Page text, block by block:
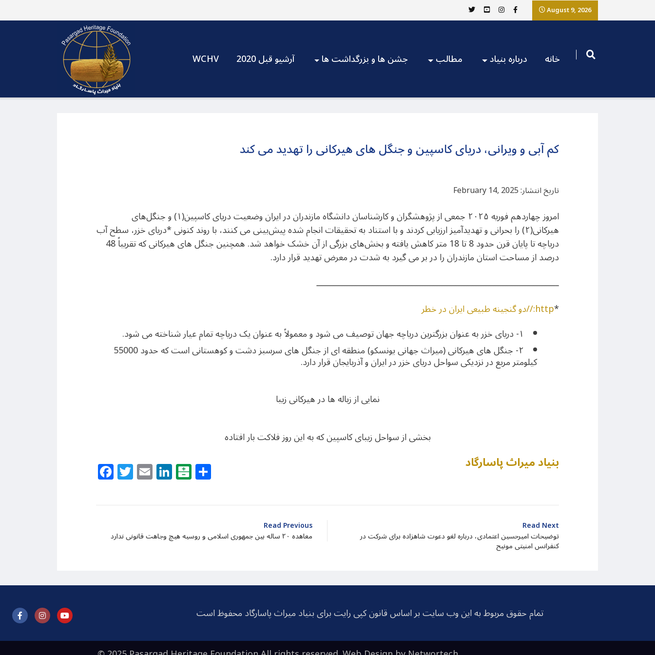
August 9, 2026
WCHV آرشیو قبل 2020 جشن ها و بزرگداشت ها مطالب درباره بنیاد خانه
کم آبی و ویرانی، دریای کاسپین و جنگل های هیرکانی را تهدید می کند
تاریخ انتشار: February 14, 2025
امروز چهاردهم فوریه ۲۰۲۵ جمعی از پژوهشگران و کارشناسان دانشگاه مازندران در ایران وضعیت دریای کاسپین(۱) و جنگل‌های
هیرکانی(۲) را بحرانی و تهدیدآمیز ارزیابی کردند و با استناد به تحقیقات انجام شده پیش‌بینی می کنند، با روند کنونی *دریای خزر، سطح آب
دریاچه تا پایان قرن حدود 8 تا 18 متر کاهش یافته و بخش‌های بزرگی از آن خشک خواهد شد. همچنین جنگل های هیرکانی که تقریباً 48
درصد از مساحت استان مازندران را در بر می گیرد به شدت در معرض تهدید قرار دارد.
ـــــــــــــــــــــــــــــــــــــــــــــــــــــــــــــــــــــــــــــــــــــــــــــــــــ
*http://دو گنجینه طبیعی ایران در خطر
۱- دریای خزر به عنوان بزرگترین دریاچه جهان توصیف می شود و معمولاً به عنوان یک دریاچه تمام عیار شناخته می شود.
۲- جنگل های هیرکانی (میراث جهانی یونسکو) منطقه ای از جنگل های سرسبز دشت و کوهستانی است که حدود 55000
کیلومتر مربع در نزدیکی سواحل دریای خزر در ایران و آذربایجان قرار دارد.
نمایی از زباله ها در هیرکانی زیبا
بخشی از سواحل زیبای کاسپین که به این روز فلاکت بار افتاده
Facebook
Twitter
EmailLinkedIn
Balatarin بنیاد میراث پاسارگاد
Read Previous
معاهده ۲۰ ساله بین جمهوری اسلامی و روسیه هیچ وجاهت قانونی ندارد
Read Next
توضیحات امیرحسین اعتمادی، درباره لغو دعوت شاهزاده برای شرکت در
کنفرانس امنیتی مونیح
تمام حقوق مربوط به این وب سایت بر اساس قانون کپی رایت برای بنیاد میراث پاسارگاد محفوظ است